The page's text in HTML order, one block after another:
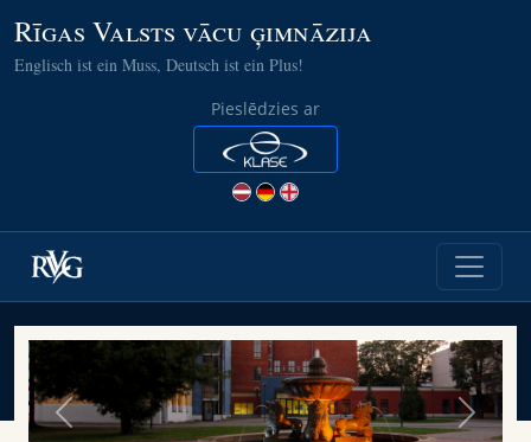
Rīgas Valsts vācu ģimnāzija
Englisch ist ein Muss, Deutsch ist ein Plus!
Pieslēdzies ar
Previous Next